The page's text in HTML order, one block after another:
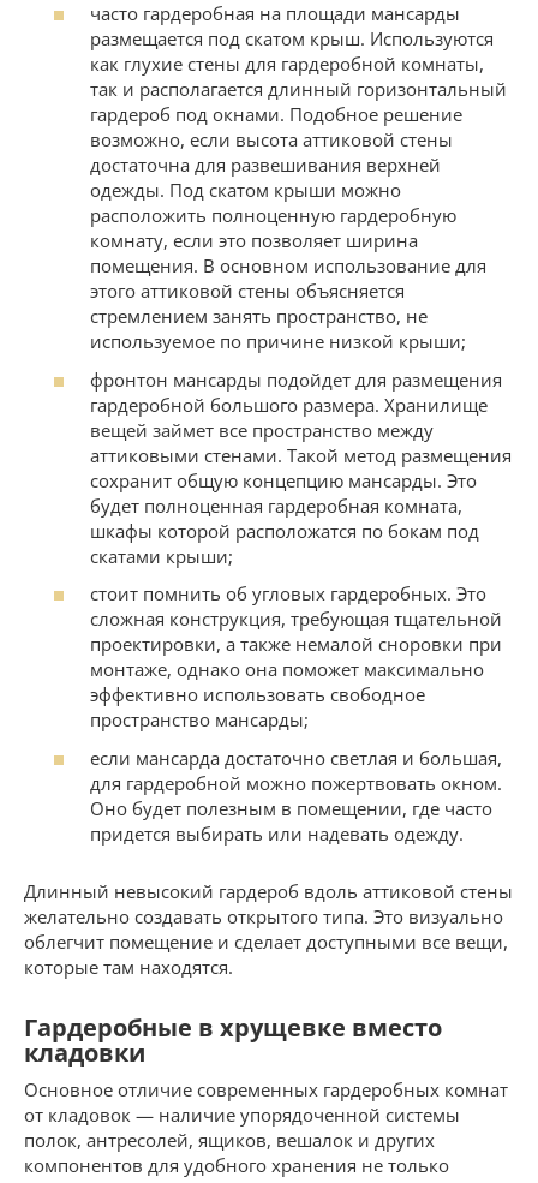
часто гардеробная на площади мансарды
размещается под скатом крыш. Используются
как глухие стены для гардеробной комнаты,
так и располагается длинный горизонтальный
гардероб под окнами. Подобное решение
возможно, если высота аттиковой стены
достаточна для развешивания верхней
одежды. Под скатом крыши можно
расположить полноценную гардеробную
комнату, если это позволяет ширина
помещения. В основном использование для
этого аттиковой стены объясняется
стремлением занять пространство, не
используемое по причине низкой крыши;
фронтон мансарды подойдет для размещения
гардеробной большого размера. Хранилище
вещей займет все пространство между
аттиковыми стенами. Такой метод размещения
сохранит общую концепцию мансарды. Это
будет полноценная гардеробная комната,
шкафы которой расположатся по бокам под
скатами крыши;
стоит помнить об угловых гардеробных. Это
сложная конструкция, требующая тщательной
проектировки, а также немалой сноровки при
монтаже, однако она поможет максимально
эффективно использовать свободное
пространство мансарды;
если мансарда достаточно светлая и большая,
для гардеробной можно пожертвовать окном.
Оно будет полезным в помещении, где часто
придется выбирать или надевать одежду.
Длинный невысокий гардероб вдоль аттиковой стены
желательно создавать открытого типа. Это визуально
облегчит помещение и сделает доступными все вещи,
которые там находятся.
Гардеробные в хрущевке вместо
кладовки
Основное отличие современных гардеробных комнат
от кладовок — наличие упорядоченной системы
полок, антресолей, ящиков, вешалок и других
компонентов для удобного хранения не только